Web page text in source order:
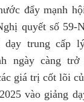
đẩy mạnh
quyết số 59-
dạy trung cấp
ngày càng
giá trị cốt lõi
vào giảng